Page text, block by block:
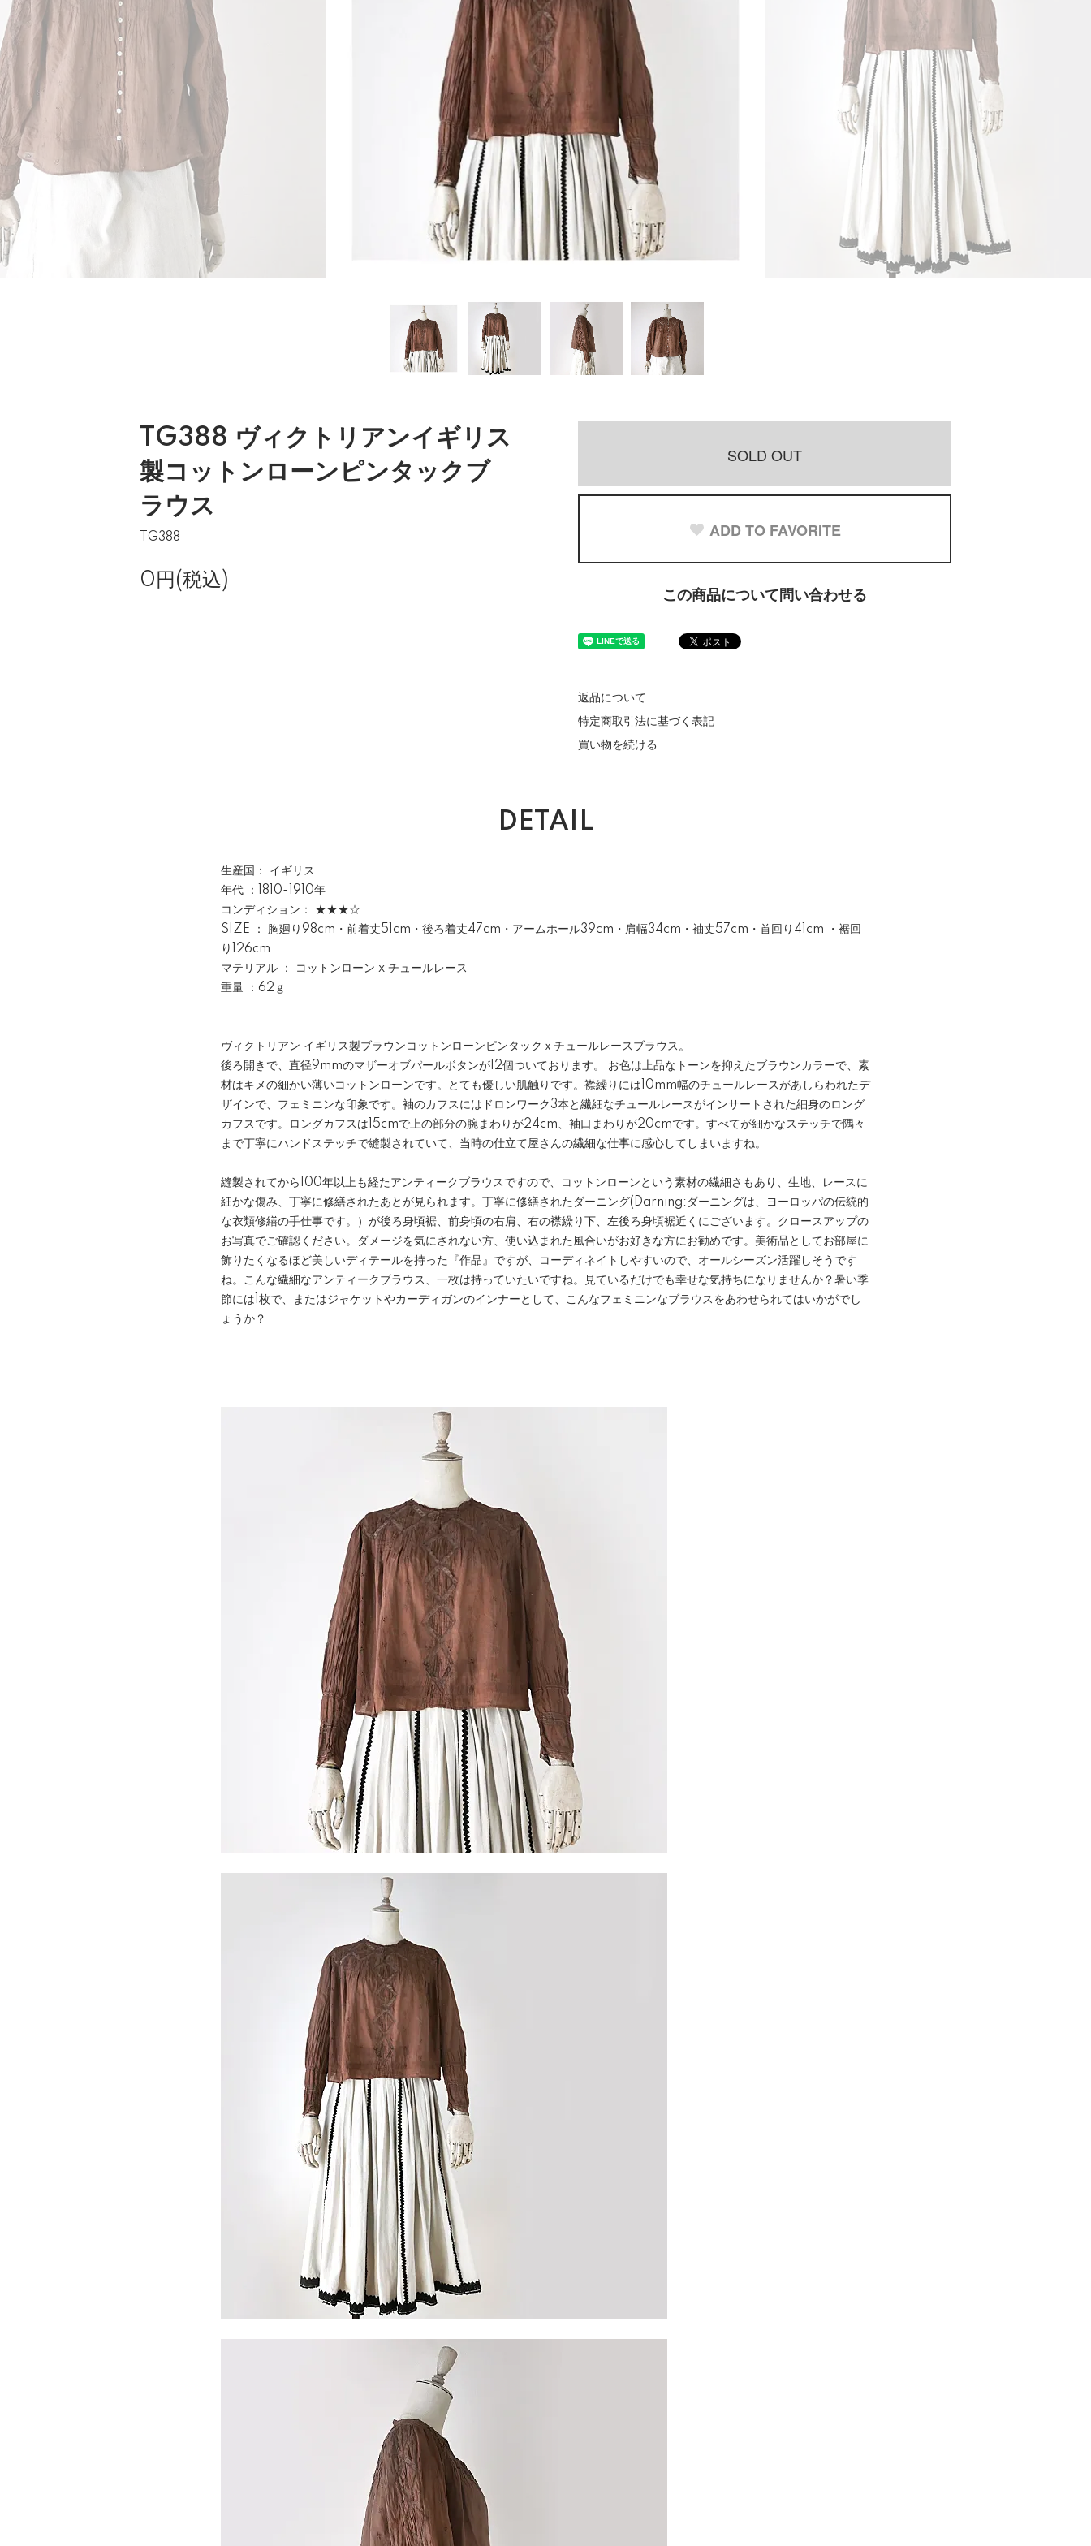
TG388 ヴィクトリアンイギリス
製コットンローンピンタックブ
ラウス
TG388
0円(税込)
SOLD OUT
ADD TO FAVORITE
この商品について問い合わせる
返品について
特定商取引法に基づく表記
買い物を続ける
DETAIL
生産国： イギリス
年代 ：1810-1910年
コンディション： ★★★☆
SIZE ： 胸廻り98cm・前着丈51cm・後ろ着丈47cm・アームホール39cm・肩幅34cm・袖丈57cm・首回り41cm ・裾回
り126cm
マテリアル ： コットンローン x チュールレース
重量 ：62ｇ
ヴィクトリアン イギリス製ブラウンコットンローンピンタックｘチュールレースブラウス。
後ろ開きで、直径9mmのマザーオブパールボタンが12個ついております。 お色は上品なトーンを抑えたブラウンカラーで、素
材はキメの細かい薄いコットンローンです。とても優しい肌触りです。襟繰りには10mm幅のチュールレースがあしらわれたデ
ザインで、フェミニンな印象です。袖のカフスにはドロンワーク3本と繊細なチュールレースがインサートされた細身のロング
カフスです。ロングカフスは15cmで上の部分の腕まわりが24cm、袖口まわりが20cmです。すべてが細かなステッチで隅々
まで丁寧にハンドステッチで縫製されていて、当時の仕立て屋さんの繊細な仕事に感心してしまいますね。
縫製されてから100年以上も経たアンティークブラウスですので、コットンローンという素材の繊細さもあり、生地、レースに
細かな傷み、丁寧に修繕されたあとが見られます。丁寧に修繕されたダーニング(Darning:ダーニングは、ヨーロッパの伝統的
な衣類修繕の手仕事です。）が後ろ身頃裾、前身頃の右肩、右の襟繰り下、左後ろ身頃裾近くにございます。クロースアップの
お写真でご確認ください。ダメージを気にされない方、使い込まれた風合いがお好きな方にお勧めです。美術品としてお部屋に
飾りたくなるほど美しいディテールを持った『作品』ですが、コーディネイトしやすいので、オールシーズン活躍しそうです
ね。こんな繊細なアンティークブラウス、一枚は持っていたいですね。見ているだけでも幸せな気持ちになりませんか？暑い季
節には1枚で、またはジャケットやカーディガンのインナーとして、こんなフェミニンなブラウスをあわせられてはいかがでし
ょうか？